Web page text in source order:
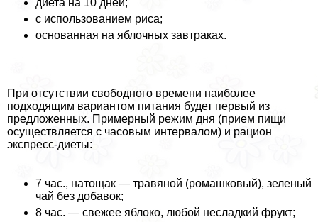
диета на 10 дней;
с использованием риса;
основанная на яблочных завтpaках.
При отсутствии свободного времени наиболее
подходящим вариантом питания будет первый из
предложенных. Примерный режим дня (прием пищи
осуществляется с часовым интервалом) и рацион
экспресс-диеты:
7 час., натощак — травяной (ромашковый), зеленый
чай без добавок;
8 час. — свежее яблоко, любой несладкий фрукт;